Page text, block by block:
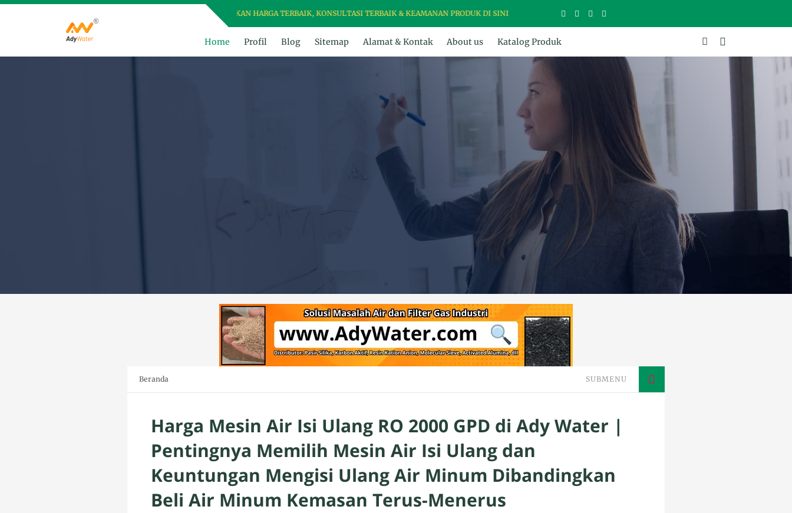
DAPATKAN HARGA TERBAIK, KONSULTASI TERBAIK & KEAMANAN PRODUK DI SINI
Home Profil Blog Sitemap Alamat & Kontak About us Katalog Produk
Beranda SUBMENU
Harga Mesin Air Isi Ulang RO 2000 GPD di Ady Water |
Pentingnya Memilih Mesin Air Isi Ulang dan
Keuntungan Mengisi Ulang Air Minum Dibandingkan
Beli Air Minum Kemasan Terus-Menerus